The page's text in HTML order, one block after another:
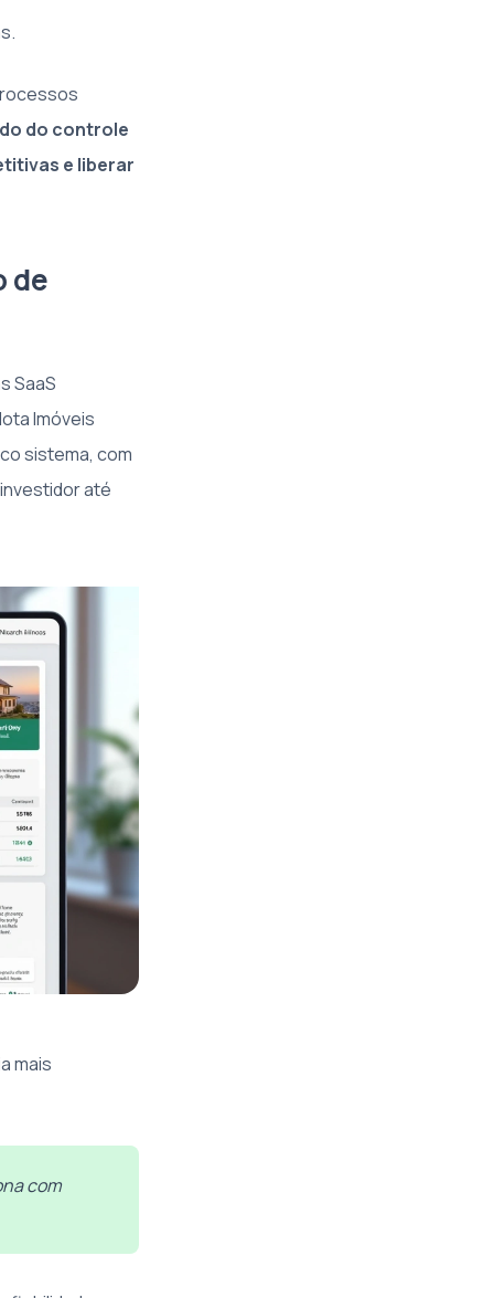
do controle
e liberar
de
SaaS
Imóveis
sistema, com
até
mais
com